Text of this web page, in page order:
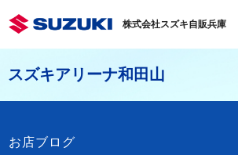
株式会社スズキ自販兵庫
スズキアリーナ和田山
お店ブログ